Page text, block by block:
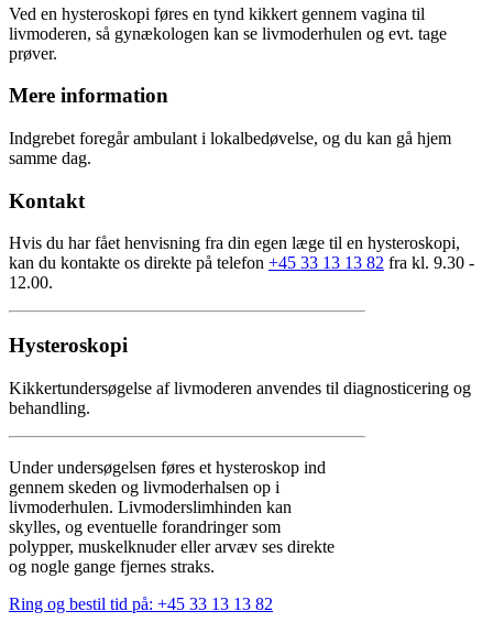
Ved en hysteroskopi føres en tynd kikkert gennem vagina til
livmoderen, så gynækologen kan se livmoderhulen og evt. tage
prøver.
Mere information
Indgrebet foregår ambulant i lokalbedøvelse, og du kan gå hjem
samme dag.
Kontakt
Hvis du har fået henvisning fra din egen læge til en hysteroskopi,
kan du kontakte os direkte på telefon +45 33 13 13 82 fra kl. 9.30 -
12.00.
Hysteroskopi
Kikkertundersøgelse af livmoderen anvendes til diagnosticering og
behandling.
Under undersøgelsen føres et hysteroskop ind
gennem skeden og livmoderhalsen op i
livmoderhulen. Livmoderslimhinden kan
skylles, og eventuelle forandringer som
polypper, muskelknuder eller arvæv ses direkte
og nogle gange fjernes straks.
Ring og bestil tid på: +45 33 13 13 82